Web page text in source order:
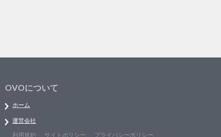
OVOについて
ホーム
運営会社
利用規約
サイトポリシー プライバシーポリシー